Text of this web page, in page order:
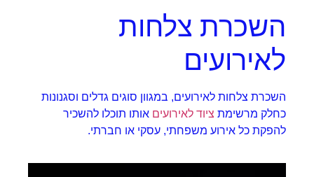
השכרת צלחות
לאירועים
השכרת צלחות לאירועים, במגוון סוגים גדלים וסגנונות
כחלק מרשימת ציוד לאירועים אותו תוכלו להשכיר
להפקת כל אירוע משפחתי, עסקי או חברתי.